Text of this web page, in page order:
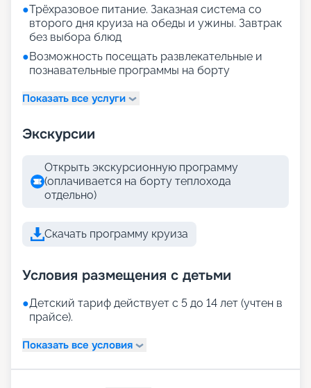
●Трёхразовое питание. Заказная система со
второго дня круиза на обеды и ужины. Завтрак
без выбора блюд
●Возможность посещать развлекательные и
познавательные программы на борту
Показать все услуги
Экскурсии
Открыть экскурсионную программу
(оплачивается на борту теплохода
отдельно)
Скачать программу круиза
Условия размещения с детьми
●Детский тариф действует с 5 до 14 лет (учтен в
прайсе).
Показать все условия